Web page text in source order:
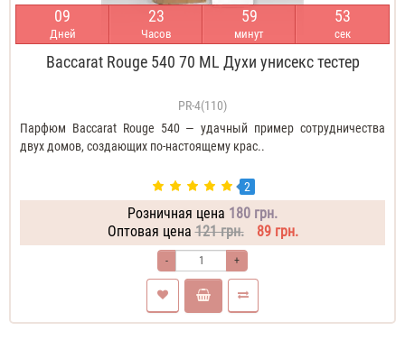
09
Дней
23
Часов
59
минут
52
сек
Baccarat Rouge 540 70 ML Духи унисекс тестер
PR-4(110)
Парфюм Baccarat Rouge 540 — удачный пример сотрудничества
двух домов, создающих по-настоящему крас..
2
Розничная цена 180 грн.
Оптовая цена 121 грн. 89 грн.
- +